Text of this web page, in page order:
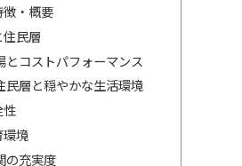
・概要
民層
とコストパフォーマンス
民層と穏やかな生活環境
性
環境
の充実度